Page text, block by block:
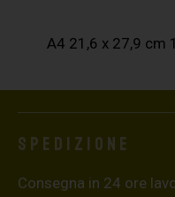
A4 21,6 x 27,9 cm
Spedizione
Consegna in 24 ore